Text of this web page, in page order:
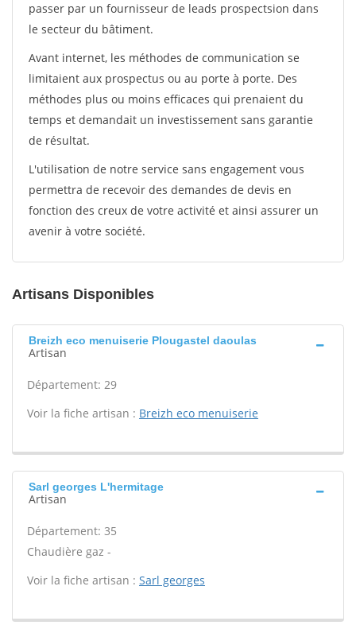
passer par un fournisseur de leads prospectsion dans
le secteur du bâtiment.
Avant internet, les méthodes de communication se
limitaient aux prospectus ou au porte à porte. Des
méthodes plus ou moins efficaces qui prenaient du
temps et demandait un investissement sans garantie
de résultat.
L'utilisation de notre service sans engagement vous
permettra de recevoir des demandes de devis en
fonction des creux de votre activité et ainsi assurer un
avenir à votre société.
Artisans Disponibles
Breizh eco menuiserie Plougastel daoulas
Artisan
Département: 29
Voir la fiche artisan : Breizh eco menuiserie
Sarl georges L'hermitage
Artisan
Département: 35
Chaudière gaz -
Voir la fiche artisan : Sarl georges